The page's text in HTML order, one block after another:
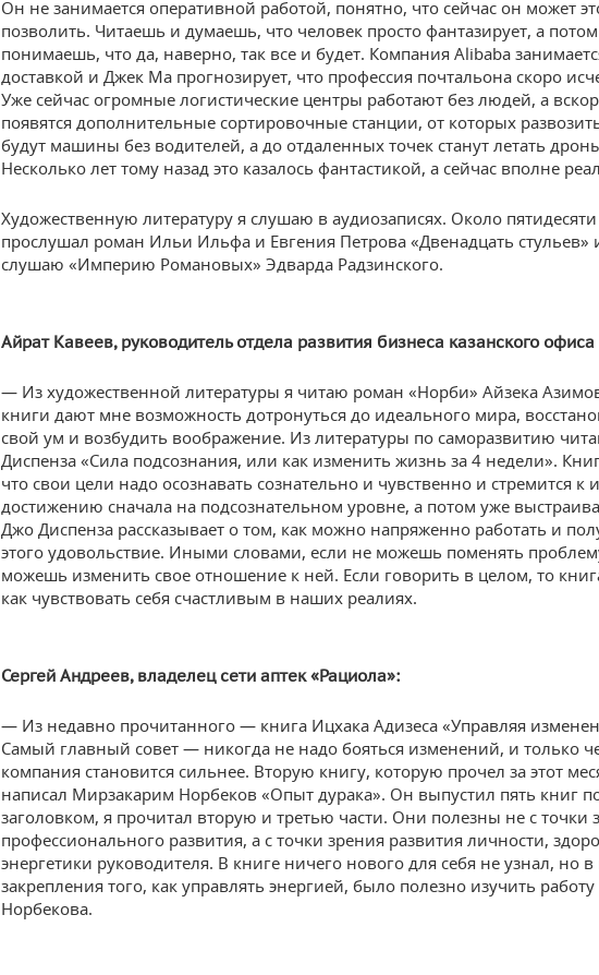
Он не занимается оперативной работой, понятно, что сейчас он может
позволить. Читаешь и думаешь, что человек просто фантазирует, а потом
понимаешь, что да, наверно, так все и будет. Компания Alibaba
доставкой и Джек Ма прогнозирует, что профессия почтальона скоро
Уже сейчас огромные логистические центры работают без людей, а
появятся дополнительные сортировочные станции, от которых
будут машины без водителей, а до отдаленных точек станут летать
Несколько лет тому назад это казалось фантастикой, а сейчас вполне
Художественную литературу я слушаю в аудиозаписях. Около пятидесяти
прослушал роман Ильи Ильфа и Евгения Петрова «Двенадцать стульев»
слушаю «Империю Романовых» Эдварда Радзинского.
Айрат Кавеев, руководитель отдела развития бизнеса казанского офиса
— Из художественной литературы я читаю роман «Норби» Айзека
книги дают мне возможность дотронуться до идеального мира,
свой ум и возбудить воображение. Из литературы по саморазвитию
Диспенза «Сила подсознания, или как изменить жизнь за 4 недели».
что свои цели надо осознавать сознательно и чувственно и стремится к
достижению сначала на подсознательном уровне, а потом уже
Джо Диспенза рассказывает о том, как можно напряженно работать и
этого удовольствие. Иными словами, если не можешь поменять
можешь изменить свое отношение к ней. Если говорить в целом, то
как чувствовать себя счастливым в наших реалиях.
Сергей Андреев, владелец сети аптек «Рациола»:
— Из недавно прочитанного — книга Ицхака Адизеса «Управляя
Самый главный совет — никогда не надо бояться изменений, и только
компания становится сильнее. Вторую книгу, которую прочел за этот
написал Мирзакарим Норбеков «Опыт дурака». Он выпустил пять книг
заголовком, я прочитал вторую и третью части. Они полезны не с точки
профессионального развития, а с точки зрения развития личности,
энергетики руководителя. В книге ничего нового для себя не узнал, но в
закрепления того, как управлять энергией, было полезно изучить работу
Норбекова.